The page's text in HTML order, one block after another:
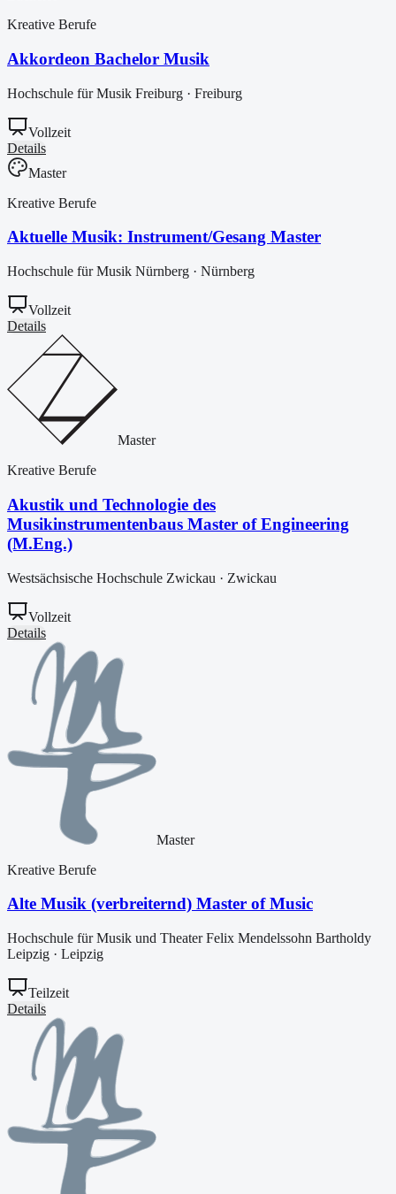
Kreative Berufe
Akkordeon Bachelor Musik
Hochschule für Musik Freiburg · Freiburg
Vollzeit
Details
Master
Kreative Berufe
Aktuelle Musik: Instrument/Gesang Master
Hochschule für Musik Nürnberg · Nürnberg
Vollzeit
Details
Master
Kreative Berufe
Akustik und Technologie des
Musikinstrumentenbaus Master of Engineering
(M.Eng.)
Westsächsische Hochschule Zwickau · Zwickau
Vollzeit
Details
Master
Kreative Berufe
Alte Musik (verbreiternd) Master of Music
Hochschule für Musik und Theater Felix Mendelssohn Bartholdy
Leipzig · Leipzig
Teilzeit
Details